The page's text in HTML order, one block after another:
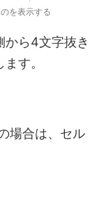
を表示する
から4文字抜き
す。
場合は、セル